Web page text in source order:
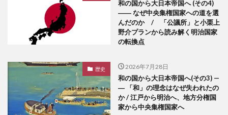
和の国から大日本帝国へ (その4)
―― なぜ中央集権国家への道を選
んだのか / 「公議所」と小栗上
野介プランから読み解く明治国家
の転換点
歴史 2026年7月28日
和の国から大日本帝国へ(その3) —
― 「和」の理念はなぜ失われたの
か / 江戸から明治へ、地方分権国
家から中央集権国家へ